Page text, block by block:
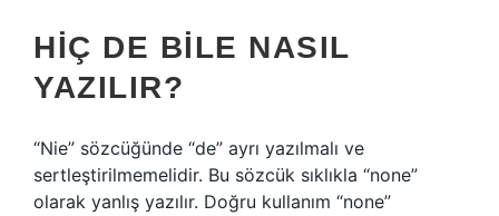
HIÇ DE BILE NASIL
YAZILIR?
“Nie” sözcüğünde “de” ayrı yazılmalı ve
sertleştirilmemelidir. Bu sözcük sıklıkla “none”
olarak yanlış yazılır. Doğru kullanım “none”